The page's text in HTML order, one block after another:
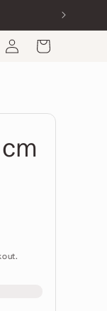
Log
in
Cart